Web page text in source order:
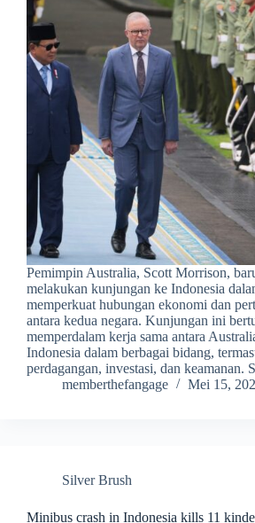
Pemimpin Australia, Scott Morrison,
melakukan kunjungan ke Indonesia
memperkuat hubungan ekonomi dan
antara kedua negara. Kunjungan ini
memperdalam kerja sama antara
Indonesia dalam berbagai bidang,
perdagangan, investasi, dan keamanan.
memberthefangage
Mei 15,
Silver Brush
Minibus crash in Indonesia kills 11